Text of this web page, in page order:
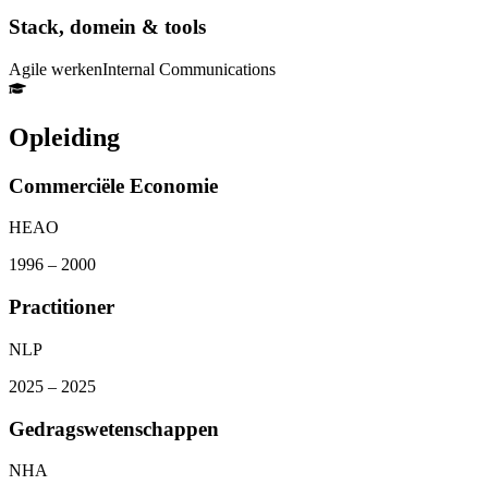
Stack, domein & tools
Agile werkenInternal Communications
Opleiding
Commerciële Economie
HEAO
1996 – 2000
Practitioner
NLP
2025 – 2025
Gedragswetenschappen
NHA